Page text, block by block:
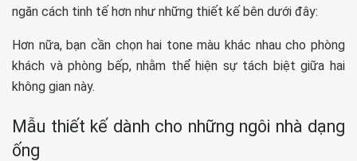
ngăn cách tinh tế hơn như những thiết kế bên dưới đây:
Hơn nữa, bạn cần chọn hai tone màu khác nhau cho phòng
khách và phòng bếp, nhằm thể hiện sự tách biệt giữa hai
không gian này.
Mẫu thiết kế dành cho những ngôi nhà dạng
ống